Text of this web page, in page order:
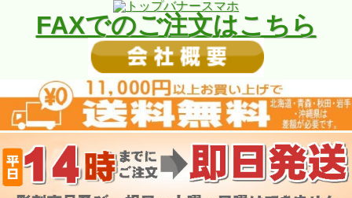
FAXでのご注文はこちら